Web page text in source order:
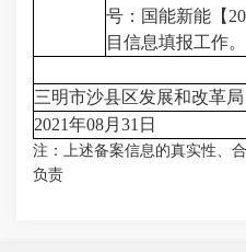
号：国能新能【
目信息填报工作。
三明市沙县区发展和改革局
2021年08月31日
注：上述备案信息的真实性、
负责